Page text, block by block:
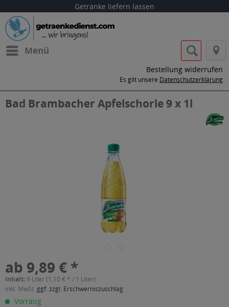
Getränke liefern lassen
Menü
Bestellung widerrufen
Es gilt unsere Datenschutzerklärung
Bad Brambacher Apfelschorle 9 x 1l
ab 9,89 € *
Inhalt: 9 Liter (1,10 € * / 1 Liter)
inkl. MwSt. ggf. zzgl. Erschwerniszuschlag
Vorrätig